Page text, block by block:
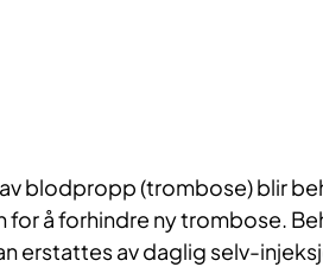
blodpropp (trombose) blir
å forhindre ny trombose.
erstattes av daglig selv-